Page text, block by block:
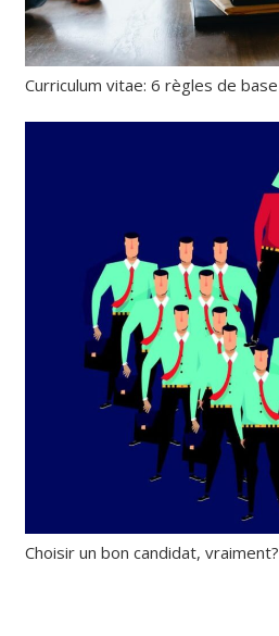
Curriculum vitae: 6 règles de base
Choisir un bon candidat, vraiment?